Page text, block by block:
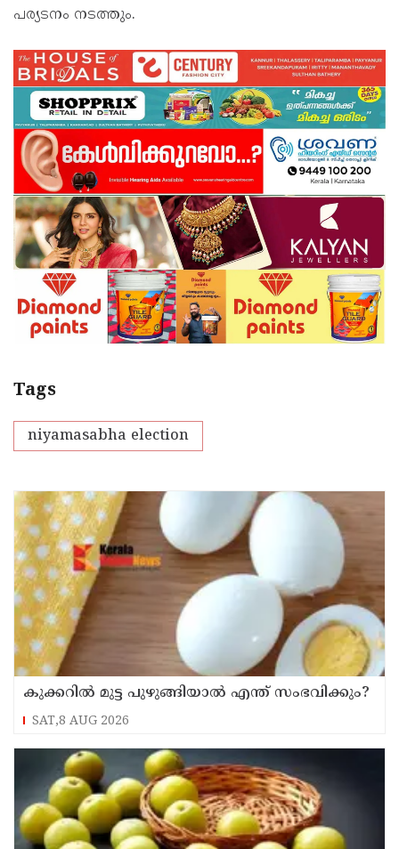
പര്യടനം നടത്തും.
Tags
niyamasabha election
കുക്കറിൽ മുട്ട പുഴുങ്ങിയാൽ എന്ത് സംഭവിക്കും?
SAT,8 AUG 2026